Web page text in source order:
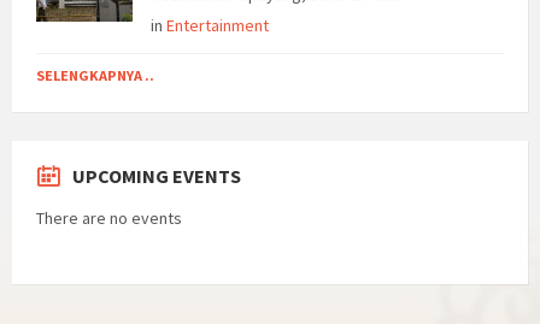
in Entertainment
SELENGKAPNYA ..
UPCOMING EVENTS
There are no events